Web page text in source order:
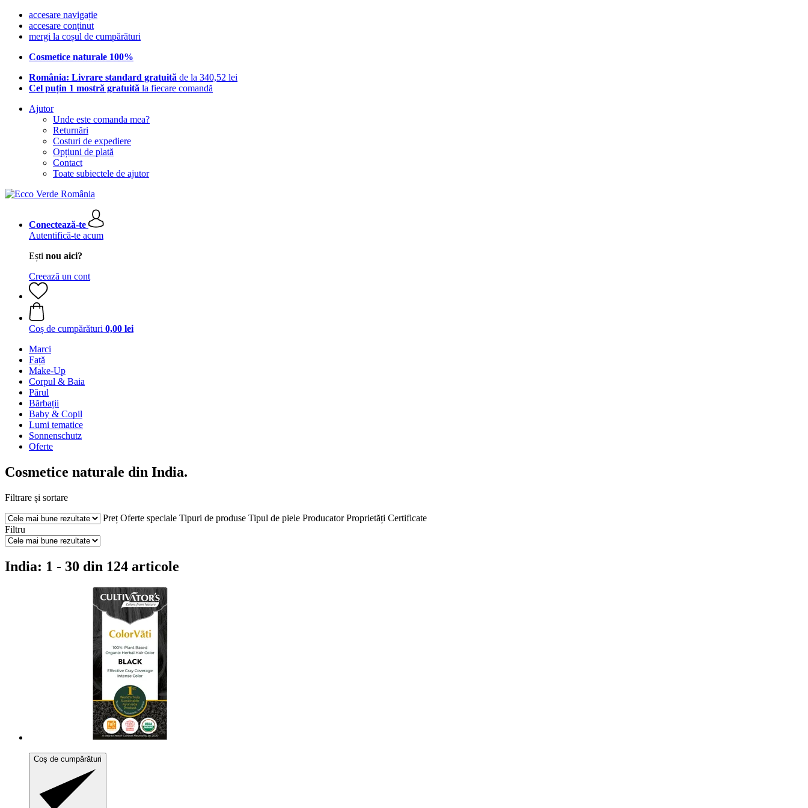
accesare navigație
accesare conținut
mergi la coșul de cumpărături
Cosmetice naturale 100%
România: Livrare standard gratuită de la 340,52 lei
Cel puțin 1 mostră gratuită la fiecare comandă
Ajutor
Unde este comanda mea?
Returnări
Costuri de expediere
Opțiuni de plată
Contact
Toate subiectele de ajutor
Conectează-te
Autentifică-te acum
Ești nou aici?
Creează un cont
Coș de cumpărături 0,00 lei
Marci
Față
Make-Up
Corpul & Baia
Părul
Bărbații
Baby & Copil
Lumi tematice
Sonnenschutz
Oferte
Cosmetice naturale din India.
Filtrare și sortare
Preț Oferte speciale Tipuri de produse Tipul de piele Producator Proprietăți Certificate
Filtru
India: 1 - 30 din 124 articole
Coș de cumpărături